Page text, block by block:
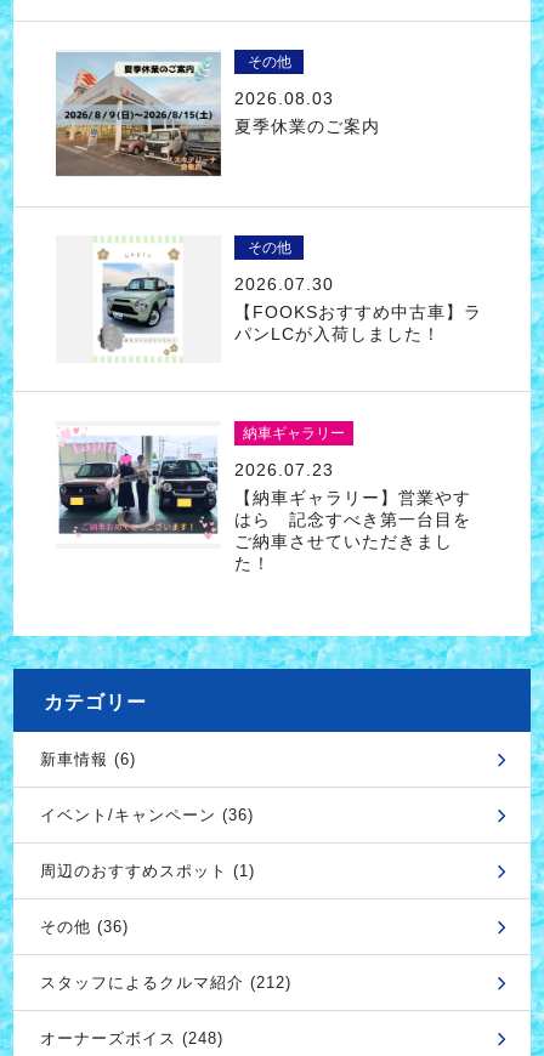
その他
2026.08.03
夏季休業のご案内
その他
2026.07.30
【FOOKSおすすめ中古車】ラ
パンLCが入荷しました！
納車ギャラリー
2026.07.23
【納車ギャラリー】営業やす
はら 記念すべき第一台目を
ご納車させていただきまし
た！
カテゴリー
新車情報 (6)
イベント/キャンペーン (36)
周辺のおすすめスポット (1)
その他 (36)
スタッフによるクルマ紹介 (212)
オーナーズボイス (248)